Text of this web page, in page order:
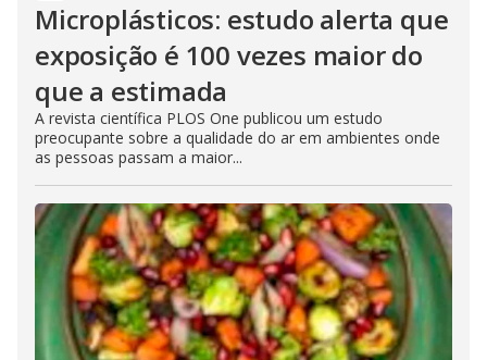
Microplásticos: estudo alerta que
exposição é 100 vezes maior do
que a estimada
A revista científica PLOS One publicou um estudo
preocupante sobre a qualidade do ar em ambientes onde
as pessoas passam a maior...